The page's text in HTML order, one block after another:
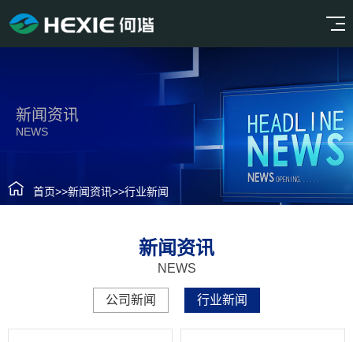
新闻资讯
NEWS
首页>>新闻资讯>>行业新闻
新闻资讯
NEWS
公司新闻 行业新闻